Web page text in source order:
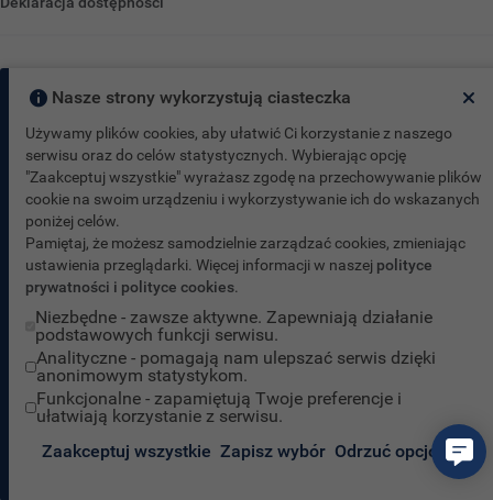
Nasze strony wykorzystują ciasteczka
Używamy plików cookies, aby ułatwić Ci korzystanie z naszego
serwisu oraz do celów statystycznych. Wybierając opcję
"Zaakceptuj wszystkie" wyrażasz zgodę na przechowywanie plików
cookie na swoim urządzeniu i wykorzystywanie ich do wskazanych
poniżej celów.
Pamiętaj, że możesz samodzielnie zarządzać cookies, zmieniając
ustawienia przeglądarki. Więcej informacji w naszej polityce
prywatności i polityce cookies.
Niezbędne - zawsze aktywne. Zapewniają działanie
podstawowych funkcji serwisu.
Analityczne - pomagają nam ulepszać serwis dzięki
anonimowym statystykom.
Funkcjonalne - zapamiętują Twoje preferencje i
ułatwiają korzystanie z serwisu.
Zaakceptuj wszystkie Zapisz wybór Odrzuć opcjonalne